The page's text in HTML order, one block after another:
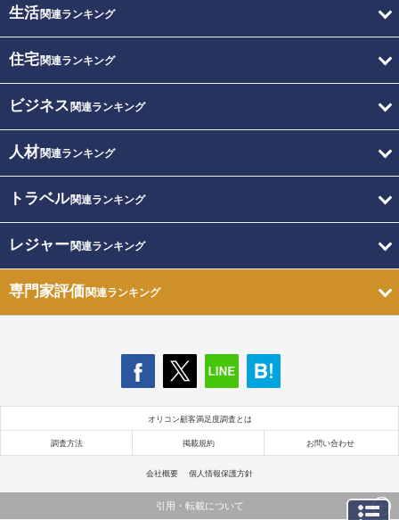
生活関連ランキング
住宅関連ランキング
ビジネス 関連ランキング
人材関連ランキング
トラベル関連ランキング
レジャー関連ランキング
専門家評価関連ランキング
オリコン顧客満足度調査とは
調査方法 掲載規約 お問い合わせ
会社概要 個人情報保護方針
引用・転載について